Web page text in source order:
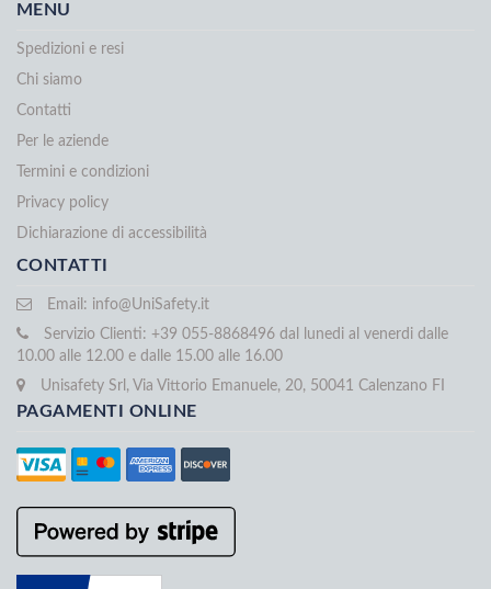
MENU
Spedizioni e resi
Chi siamo
Contatti
Per le aziende
Termini e condizioni
Privacy policy
Dichiarazione di accessibilità
CONTATTI
Email: info@UniSafety.it
Servizio Clienti: +39 055-8868496 dal lunedi al venerdi dalle
10.00 alle 12.00 e dalle 15.00 alle 16.00
Unisafety Srl, Via Vittorio Emanuele, 20, 50041 Calenzano FI
PAGAMENTI ONLINE